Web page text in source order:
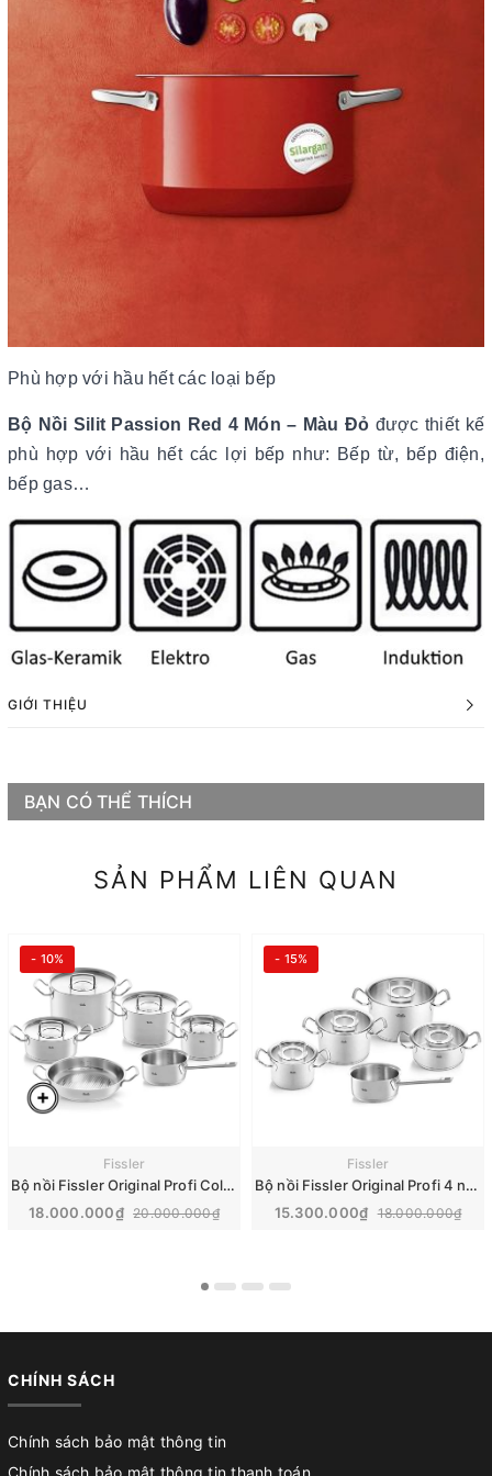
Phù hợp với hầu hết các loại bếp
Bộ Nồi Silit Passion Red 4 Món – Màu Đỏ được thiết kế
phù hợp với hầu hết các lợi bếp như: Bếp từ, bếp điện,
bếp gas…
GIỚI THIỆU
BẠN CÓ THỂ THÍCH
SẢN PHẨM LIÊN QUAN
- 10%
Fissler
Bộ nồi Fissler Original Profi Collection vung thép, 6 món | Made in Germany
18.000.000₫ 20.000.000₫
- 15%
Fissler
Bộ nồi Fissler Original Profi 4 nồi 1 quánh, vung kính Made in Germany | 084-129-05-008/0
15.300.000₫ 18.000.000₫
CHÍNH SÁCH
Chính sách bảo mật thông tin
Chính sách bảo mật thông tin thanh toán